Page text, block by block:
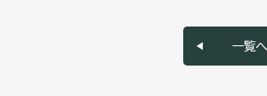
>>兵庫で初開催、特設企画は「接合」／日本ロ
一覧